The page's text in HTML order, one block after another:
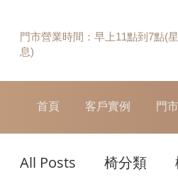
門市營業時間：早上11點到7點(
息)
首頁 客戶實例 門
All Posts 椅分類